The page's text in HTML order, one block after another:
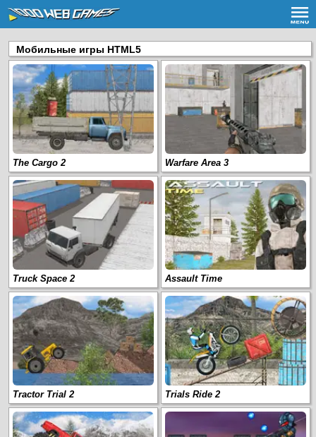
Мобильные игры HTML5
The Cargo 2 Warfare Area 3
Truck Space 2 Assault Time
Tractor Trial 2 Trials Ride 2